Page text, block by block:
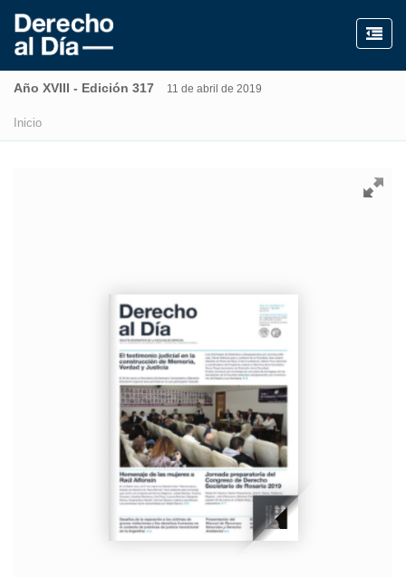
Año XVIII - Edición 317 11 de abril de 2019
Inicio